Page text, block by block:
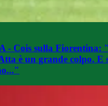
- Cois sulla Fiorentina:
è un grande colpo. E